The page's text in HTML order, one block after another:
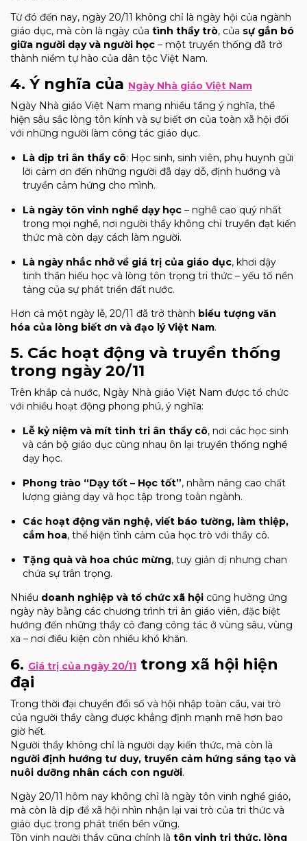
Từ đó đến nay, ngày 20/11 không chỉ là ngày hội của ngành
giáo dục, mà còn là ngày của tình thầy trò, của sự gắn bó
giữa người dạy và người học – một truyền thống đã trở
thành niềm tự hào của dân tộc Việt Nam.
4. Ý nghĩa của Ngày Nhà giáo Việt Nam
Ngày Nhà giáo Việt Nam mang nhiều tầng ý nghĩa, thể
hiện sâu sắc lòng tôn kính và sự biết ơn của toàn xã hội đối
với những người làm công tác giáo dục.
Là dịp tri ân thầy cô: Học sinh, sinh viên, phụ huynh gửi
lời cảm ơn đến những người đã dạy dỗ, định hướng và
truyền cảm hứng cho mình.
Là ngày tôn vinh nghề dạy học – nghề cao quý nhất
trong mọi nghề, nơi người thầy không chỉ truyền đạt kiến
thức mà còn dạy cách làm người.
Là ngày nhắc nhở về giá trị của giáo dục, khơi dậy
tinh thần hiếu học và lòng tôn trọng tri thức – yếu tố nền
tảng của sự phát triển đất nước.
Hơn cả một ngày lễ, 20/11 đã trở thành biểu tượng văn
hóa của lòng biết ơn và đạo lý Việt Nam.
5. Các hoạt động và truyền thống
trong ngày 20/11
Trên khắp cả nước, Ngày Nhà giáo Việt Nam được tổ chức
với nhiều hoạt động phong phú, ý nghĩa:
Lễ kỷ niệm và mít tinh tri ân thầy cô, nơi các học sinh
và cán bộ giáo dục cùng nhau ôn lại truyền thống nghề
dạy học.
Phong trào “Dạy tốt – Học tốt”, nhằm nâng cao chất
lượng giảng dạy và học tập trong toàn ngành.
Các hoạt động văn nghệ, viết báo tường, làm thiệp,
cắm hoa, thể hiện tình cảm của học trò với thầy cô.
Tặng quà và hoa chúc mừng, tuy giản dị nhưng chan
chứa sự trân trọng.
Nhiều doanh nghiệp và tổ chức xã hội cũng hưởng ứng
ngày này bằng các chương trình tri ân giáo viên, đặc biệt
hướng đến những thầy cô đang công tác ở vùng sâu, vùng
xa – nơi điều kiện còn nhiều khó khăn.
6. Giá trị của ngày 20/11 trong xã hội hiện
đại
Trong thời đại chuyển đổi số và hội nhập toàn cầu, vai trò
của người thầy càng được khẳng định mạnh mẽ hơn bao
giờ hết.
Người thầy không chỉ là người dạy kiến thức, mà còn là
người định hướng tư duy, truyền cảm hứng sáng tạo và
nuôi dưỡng nhân cách con người.
Ngày 20/11 hôm nay không chỉ là ngày tôn vinh nghề giáo,
mà còn là dịp để xã hội nhìn nhận lại vai trò của tri thức và
giáo dục trong phát triển bền vững.
Tôn vinh người thầy cũng chính là tôn vinh tri thức, lòng